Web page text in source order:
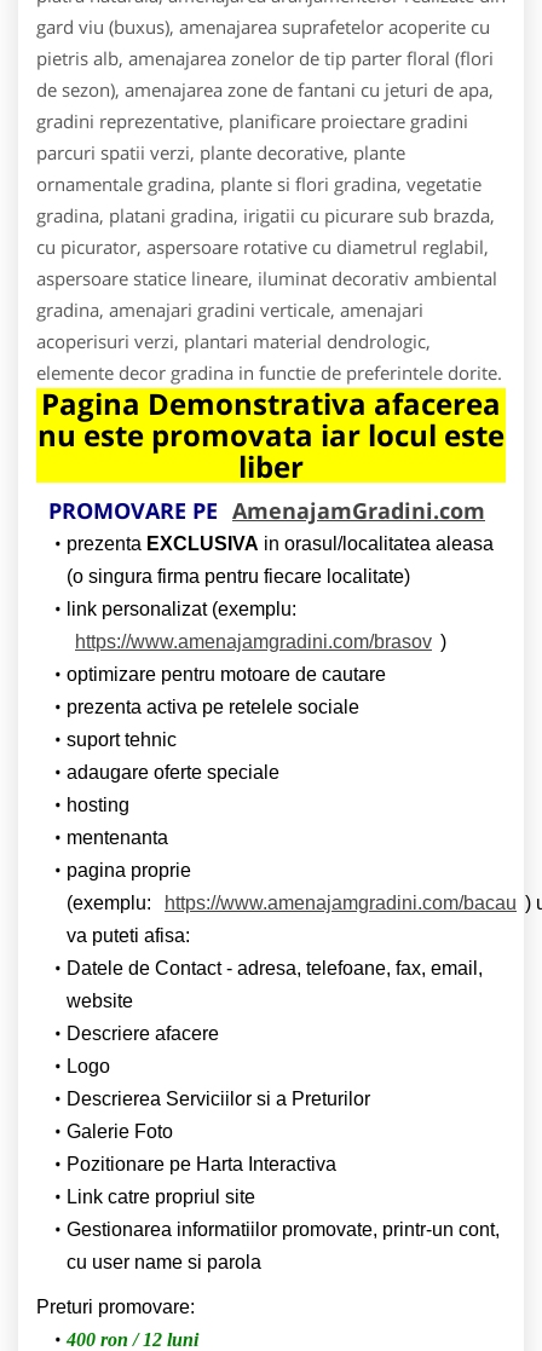
gard viu (buxus), amenajarea suprafetelor acoperite cu
pietris alb, amenajarea zonelor de tip parter floral (flori
de sezon), amenajarea zone de fantani cu jeturi de apa,
gradini reprezentative, planificare proiectare gradini
parcuri spatii verzi, plante decorative, plante
ornamentale gradina, plante si flori gradina, vegetatie
gradina, platani gradina, irigatii cu picurare sub brazda,
cu picurator, aspersoare rotative cu diametrul reglabil,
aspersoare statice lineare, iluminat decorativ ambiental
gradina, amenajari gradini verticale, amenajari
acoperisuri verzi, plantari material dendrologic,
elemente decor gradina in functie de preferintele dorite.
Pagina Demonstrativa afacerea
nu este promovata iar locul este
liber
PROMOVARE PE AmenajamGradini.com
prezenta EXCLUSIVA in orasul/localitatea aleasa
(o singura firma pentru fiecare localitate)
link personalizat (exemplu:
https://www.amenajamgradini.com/brasov )
optimizare pentru motoare de cautare
prezenta activa pe retelele sociale
suport tehnic
adaugare oferte speciale
hosting
mentenanta
pagina proprie
(exemplu:
https://www.amenajamgradini.com/bacau )
va puteti afisa:
Datele de Contact - adresa, telefoane, fax, email,
website
Descriere afacere
Logo
Descrierea Serviciilor si a Preturilor
Galerie Foto
Pozitionare pe Harta Interactiva
Link catre propriul site
Gestionarea informatiilor promovate, printr-un cont,
cu user name si parola
Preturi promovare:
400 ron / 12 luni